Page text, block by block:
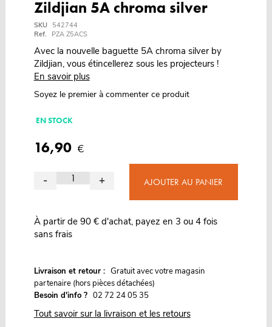
Zildjian 5A chroma silver
SKU
542744
Ref.
PZA Z5ACS
Avec la nouvelle baguette 5A chroma silver by
Zildjian, vous étincellerez sous les projecteurs !
En savoir plus
Soyez le premier à commenter ce produit
EN STOCK
16,90 €
- + AJOUTER AU PANIER
À partir de 90 € d'achat, payez en 3 ou 4 fois
sans frais
Livraison et retour : Gratuit avec votre magasin
partenaire (hors pièces détachées)
Besoin d'info ? 02 72 24 05 35
Tout savoir sur la livraison et les retours